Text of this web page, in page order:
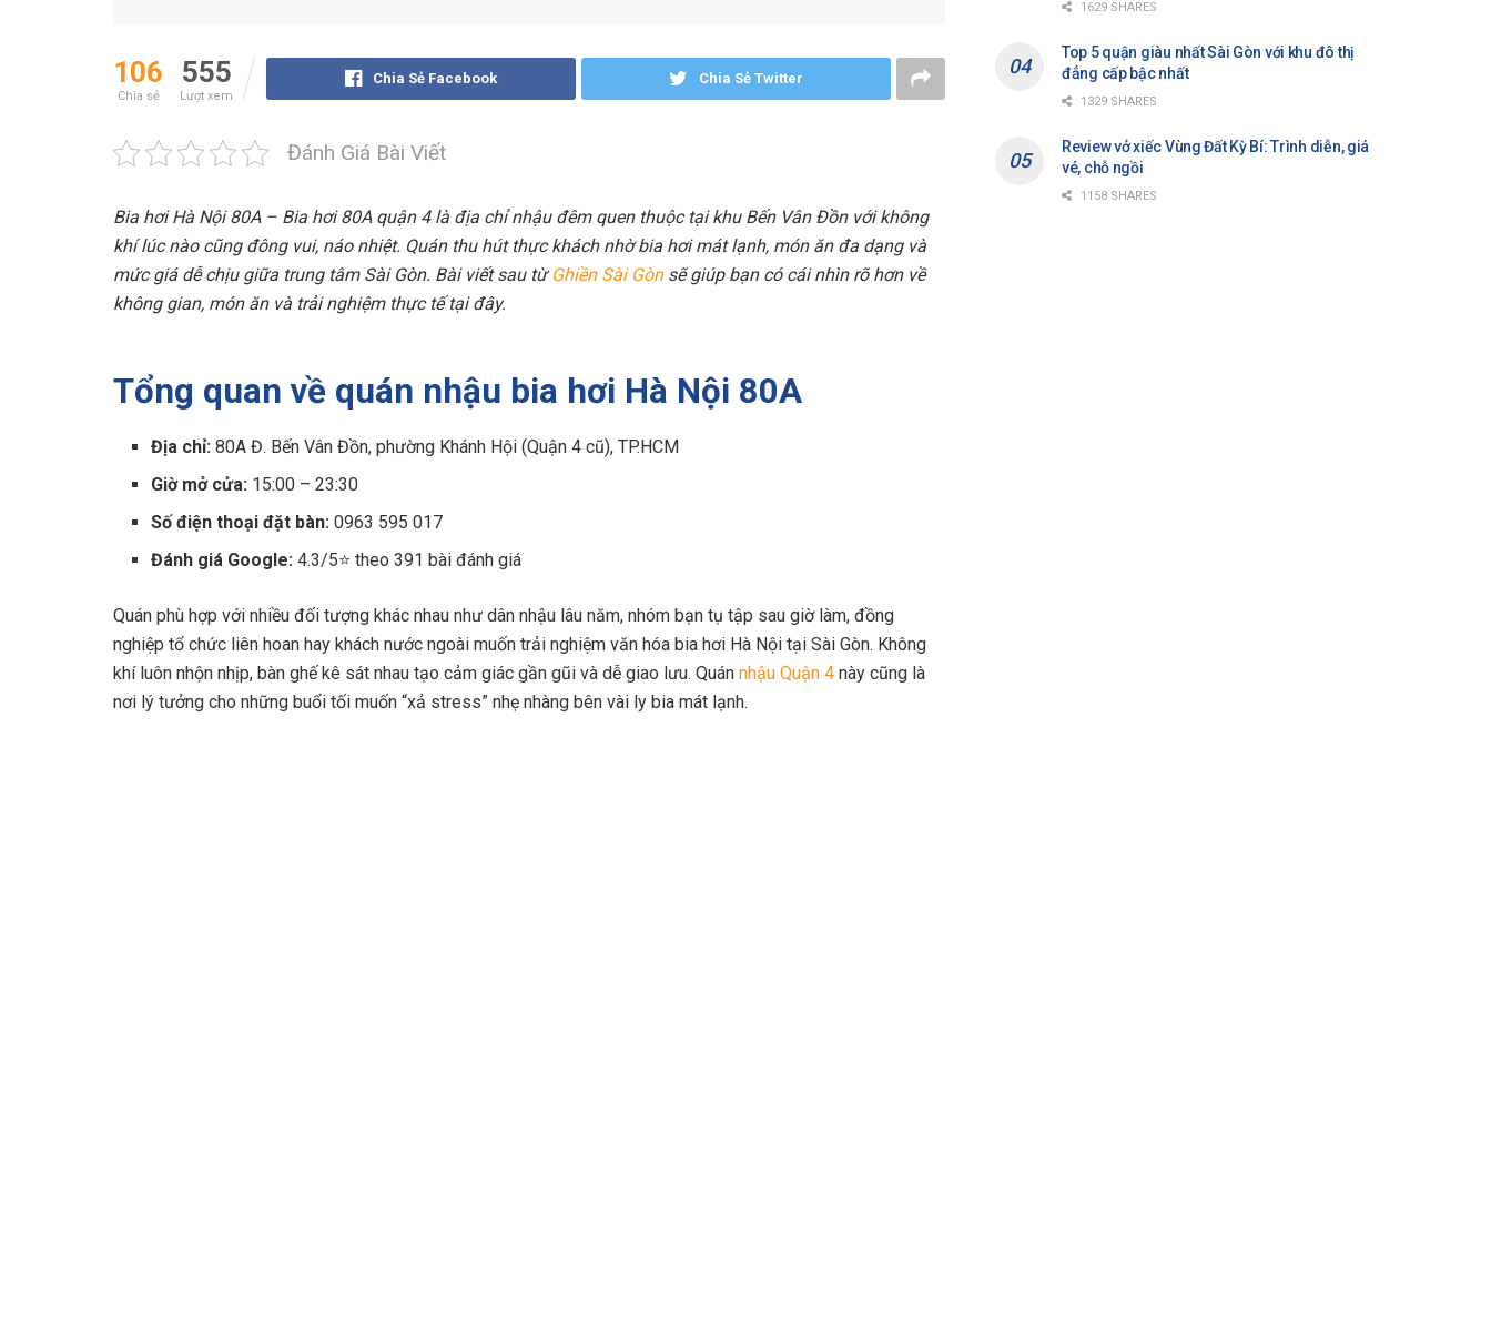
106
Chia sẻ
555
Lượt xem
Chia Sẻ Facebook Chia Sẻ Twitter
Đánh Giá Bài Viết
Bia hơi Hà Nội 80A – Bia hơi 80A quận 4 là địa chỉ nhậu đêm quen thuộc tại khu Bến Vân Đồn với không
khí lúc nào cũng đông vui, náo nhiệt. Quán thu hút thực khách nhờ bia hơi mát lạnh, món ăn đa dạng và
mức giá dễ chịu giữa trung tâm Sài Gòn. Bài viết sau từGhiền Sài Gònsẽ giúp bạn có cái nhìn rõ hơn về
không gian, món ăn và trải nghiệm thực tế tại đây.
Tổng quan về quán nhậu bia hơi Hà Nội 80A
Địa chỉ: 80A Đ. Bến Vân Đồn, phường Khánh Hội (Quận 4 cũ), TP.HCM
Giờ mở cửa: 15:00 – 23:30
Số điện thoại đặt bàn: 0963 595 017
Đánh giá Google: 4.3/5⭐ theo 391 bài đánh giá
Quán phù hợp với nhiều đối tượng khác nhau như dân nhậu lâu năm, nhóm bạn tụ tập sau giờ làm, đồng
nghiệp tổ chức liên hoan hay khách nước ngoài muốn trải nghiệm văn hóa bia hơi Hà Nội tại Sài Gòn. Không
khí luôn nhộn nhịp, bàn ghế kê sát nhau tạo cảm giác gần gũi và dễ giao lưu. Quán nhậu Quận 4 này cũng là
nơi lý tưởng cho những buổi tối muốn “xả stress” nhẹ nhàng bên vài ly bia mát lạnh.
1629 SHARES
Top 5 quận giàu nhất Sài Gòn với khu đô thị
đẳng cấp bậc nhất
1329 SHARES
Review vở xiếc Vùng Đất Kỳ Bí: Trình diễn, giá
vé, chỗ ngồi
1158 SHARES